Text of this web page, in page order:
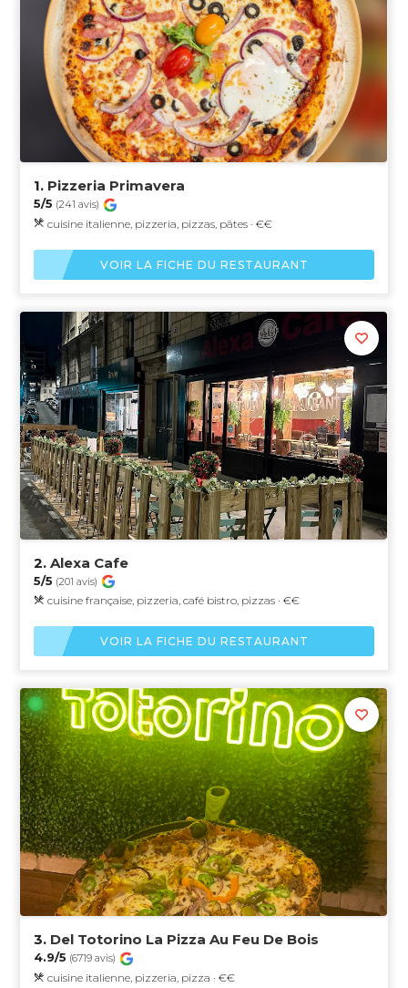
1. Pizzeria Primavera
5/5 (241 avis)
cuisine italienne, pizzeria, pizzas, pâtes · €€
VOIR LA FICHE DU RESTAURANT
2.Alexa Cafe
5/5 (201 avis)
cuisine française, pizzeria, café bistro, pizzas · €€
VOIR LA FICHE DU RESTAURANT
3. Del Totorino La Pizza Au Feu De Bois
4.9/5 (6719 avis)
cuisine italienne, pizzeria, pizza · €€